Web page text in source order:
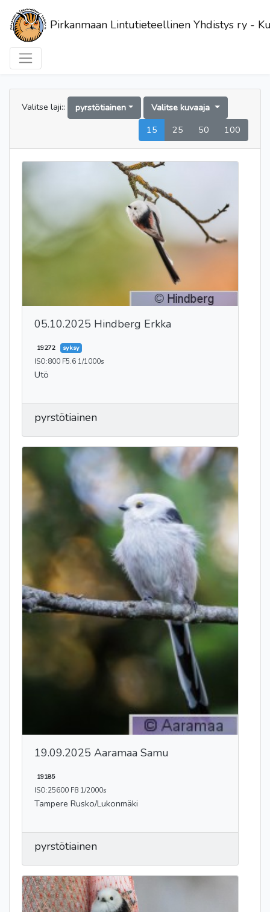
Pirkanmaan Lintutieteellinen Yhdistys ry -
Valitse laji:: pyrstötiainen
Valitse kuvaaja
15
25 50 100
05.10.2025 Hindberg Erkka
19272 syksy
ISO:800 F5.6 1/1000s
Utö
pyrstötiainen
19.09.2025 Aaramaa Samu
19185
ISO:25600 F8 1/2000s
Tampere Rusko/Lukonmäki
pyrstötiainen